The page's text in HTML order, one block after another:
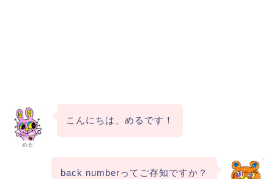
める
こんにちは、めるです！
back numberってご存知ですか？